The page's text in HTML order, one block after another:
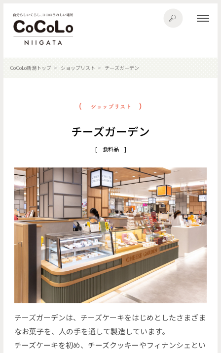
CoCoLo新潟トップ ショップリスト チーズガーデン
チーズガーデン
[ 食料品 ]
チーズガーデンは、チーズケーキをはじめとしたさまざま
なお菓子を、人の手を通して製造しています。
チーズケーキを初め、チーズクッキーやフィナンシェとい